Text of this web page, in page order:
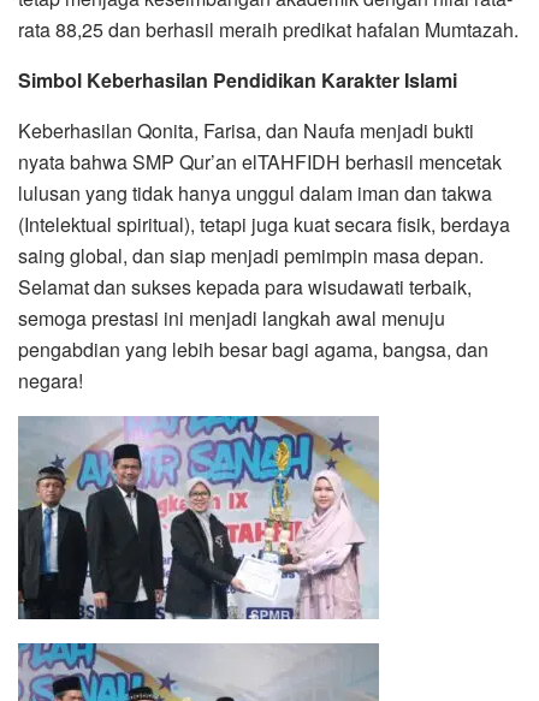
rata 88,25 dan berhasil meraih predikat hafalan Mumtazah.
Simbol Keberhasilan Pendidikan Karakter Islami
Keberhasilan Qonita, Farisa, dan Naufa menjadi bukti
nyata bahwa SMP Qur’an elTAHFIDH berhasil mencetak
lulusan yang tidak hanya unggul dalam iman dan takwa
(Intelektual spiritual), tetapi juga kuat secara fisik, berdaya
saing global, dan siap menjadi pemimpin masa depan.
Selamat dan sukses kepada para wisudawati terbaik,
semoga prestasi ini menjadi langkah awal menuju
pengabdian yang lebih besar bagi agama, bangsa, dan
negara!